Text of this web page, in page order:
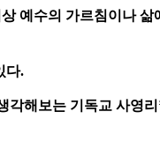
예수의 가르침이나
다.
해보는 기독교 사영